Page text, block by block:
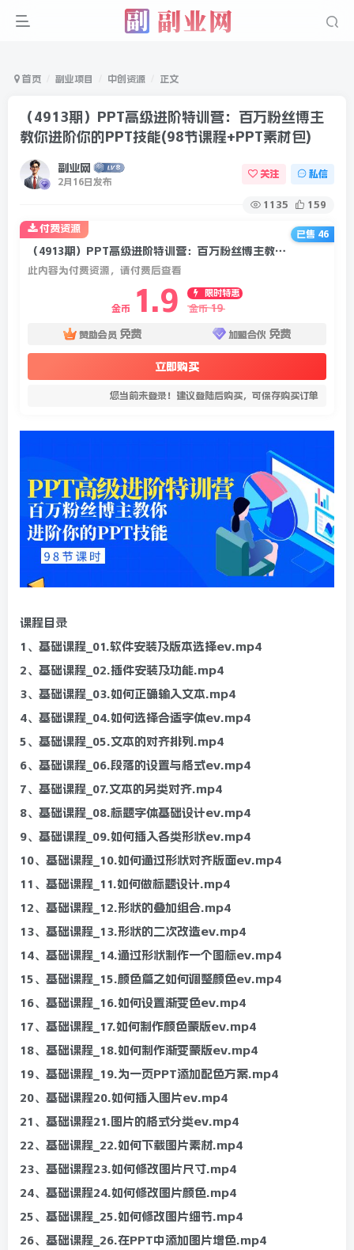
首页 副业项目 中创资源 正文
（4913期）PPT高级进阶特训营：百万粉丝博主
教你进阶你的PPT技能(98节课程+PPT素材包)
副业网
2月16日发布
关注 私信
1135 159
（4913期）PPT高级进阶特训营：百万粉丝博主教你进阶你的PPT技能(98节课程+PPT素材包)
此内容为付费资源，请付费后查看
金币 1.9
限时特惠
金币 19
赞助会员 免费 加盟合伙 免费
立即购买
您当前未登录！建议登陆后购买，可保存购买订单
付费资源
已售 46
课程目录
1、基础课程_01.软件安装及版本选择ev.mp4
2、基础课程_02.插件安装及功能.mp4
3、基础课程_03.如何正确输入文本.mp4
4、基础课程_04.如何选择合适字体ev.mp4
5、基础课程_05.文本的对齐排列.mp4
6、基础课程_06.段落的设置与格式ev.mp4
7、基础课程_07.文本的另类对齐.mp4
8、基础课程_08.标题字体基础设计ev.mp4
9、基础课程_09.如何插入各类形状ev.mp4
10、基础课程_10.如何通过形状对齐版面ev.mp4
11、基础课程_11.如何做标题设计.mp4
12、基础课程_12.形状的叠加组合.mp4
13、基础课程_13.形状的二次改造ev.mp4
14、基础课程_14.通过形状制作一个图标ev.mp4
15、基础课程_15.颜色篇之如何调整颜色ev.mp4
16、基础课程_16.如何设置渐变色ev.mp4
17、基础课程_17.如何制作颜色蒙版ev.mp4
18、基础课程_18.如何制作渐变蒙版ev.mp4
19、基础课程_19.为一页PPT添加配色方案.mp4
20、基础课程20.如何插入图片ev.mp4
21、基础课程21.图片的格式分类ev.mp4
22、基础课程_22.如何下载图片素材.mp4
23、基础课程23.如何修改图片尺寸.mp4
24、基础课程24.如何修改图片颜色.mp4
25、基础课程_25.如何修改图片细节.mp4
26、基础课程_26.在PPT中添加图片增色.mp4